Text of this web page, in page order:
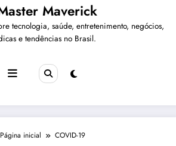
Maverick
tecnologia, saúde, entretenimento, negócios,
e tendências no Brasil.
Página inicial COVID-19